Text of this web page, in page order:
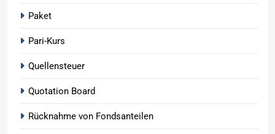
Paket
Pari-Kurs
Quellensteuer
Quotation Board
Rücknahme von Fondsanteilen